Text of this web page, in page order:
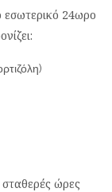
εσωτερικό 24ωρο
ώρες